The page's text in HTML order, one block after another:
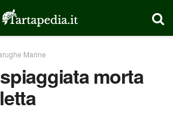
Marine
morta